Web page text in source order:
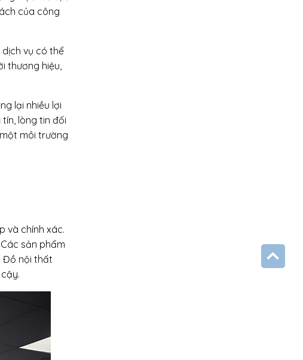
của công
vụ có thể
thương hiệu,
lại nhiều lợi
lòng tin đối
môi trường
và chính xác.
sản phẩm
Đồ nội thất